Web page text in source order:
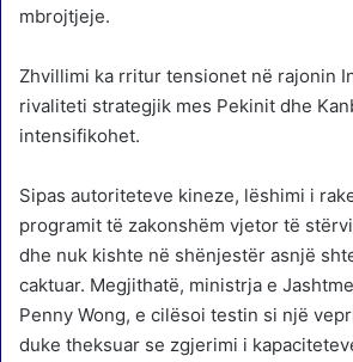
mbrojtjeje.
Zhvillimi ka rritur tensionet në rajonin
rivaliteti strategjik mes Pekinit dhe
intensifikohet.
Sipas autoriteteve kineze, lëshimi i
programit të zakonshëm vjetor të
dhe nuk kishte në shënjestër asnjë
caktuar. Megjithatë, ministrja e
Penny Wong, e cilësoi testin si një
duke theksuar se zgjerimi i